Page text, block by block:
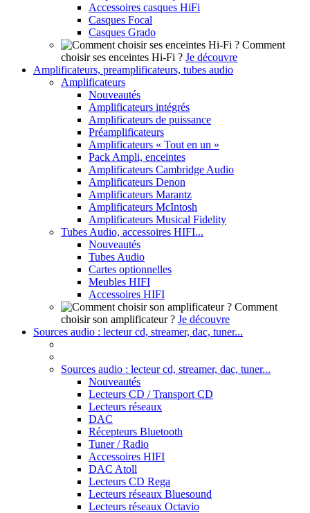
Accessoires casques HiFi
Casques Focal
Casques Grado
Comment
choisir ses enceintes Hi-Fi ? Je découvre
Amplificateurs, preamplificateurs, tubes audio
Amplificateurs
Nouveautés
Amplificateurs intégrés
Amplificateurs de puissance
Préamplificateurs
Amplificateurs « Tout en un »
Pack Ampli, enceintes
Amplificateurs Cambridge Audio
Amplificateurs Denon
Amplificateurs Marantz
Amplificateurs McIntosh
Amplificateurs Musical Fidelity
Tubes Audio, accessoires HIFI...
Nouveautés
Tubes Audio
Cartes optionnelles
Meubles HIFI
Accessoires HIFI
Comment
choisir son amplificateur ? Je découvre
Sources audio : lecteur cd, streamer, dac, tuner...
Sources audio : lecteur cd, streamer, dac, tuner...
Nouveautés
Lecteurs CD / Transport CD
Lecteurs réseaux
DAC
Récepteurs Bluetooth
Tuner / Radio
Accessoires HIFI
DAC Atoll
Lecteurs CD Rega
Lecteurs réseaux Bluesound
Lecteurs réseaux Octavio